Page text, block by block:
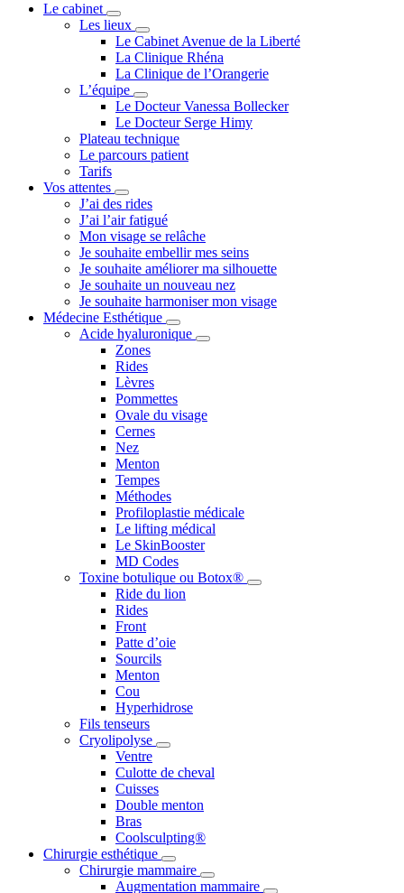
Le cabinet
Les lieux
Le Cabinet Avenue de la Liberté
La Clinique Rhéna
La Clinique de l’Orangerie
L’équipe
Le Docteur Vanessa Bollecker
Le Docteur Serge Himy
Plateau technique
Le parcours patient
Tarifs
Vos attentes
J’ai des rides
J’ai l’air fatigué
Mon visage se relâche
Je souhaite embellir mes seins
Je souhaite améliorer ma silhouette
Je souhaite un nouveau nez
Je souhaite harmoniser mon visage
Médecine Esthétique
Acide hyaluronique
Zones
Rides
Lèvres
Pommettes
Ovale du visage
Cernes
Nez
Menton
Tempes
Méthodes
Profiloplastie médicale
Le lifting médical
Le SkinBooster
MD Codes
Toxine botulique ou Botox®
Ride du lion
Rides
Front
Patte d’oie
Sourcils
Menton
Cou
Hyperhidrose
Fils tenseurs
Cryolipolyse
Ventre
Culotte de cheval
Cuisses
Double menton
Bras
Coolsculpting®
Chirurgie esthétique
Chirurgie mammaire
Augmentation mammaire